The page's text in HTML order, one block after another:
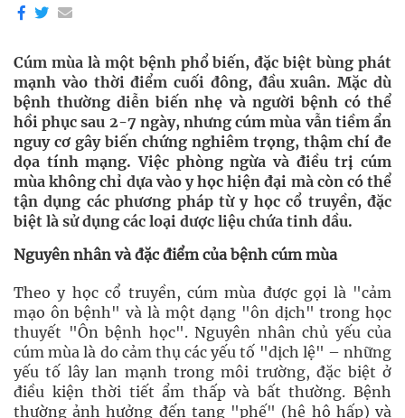
Cúm mùa là một bệnh phổ biến, đặc biệt bùng phát
mạnh vào thời điểm cuối đông, đầu xuân. Mặc dù
bệnh thường diễn biến nhẹ và người bệnh có thể
hồi phục sau 2-7 ngày, nhưng cúm mùa vẫn tiềm ẩn
nguy cơ gây biến chứng nghiêm trọng, thậm chí đe
dọa tính mạng. Việc phòng ngừa và điều trị cúm
mùa không chỉ dựa vào y học hiện đại mà còn có thể
tận dụng các phương pháp từ y học cổ truyền, đặc
biệt là sử dụng các loại dược liệu chứa tinh dầu.
Nguyên nhân và đặc điểm của bệnh cúm mùa
Theo y học cổ truyền, cúm mùa được gọi là "cảm
mạo ôn bệnh" và là một dạng "ôn dịch" trong học
thuyết "Ôn bệnh học". Nguyên nhân chủ yếu của
cúm mùa là do cảm thụ các yếu tố "dịch lệ" – những
yếu tố lây lan mạnh trong môi trường, đặc biệt ở
điều kiện thời tiết ẩm thấp và bất thường. Bệnh
thường ảnh hưởng đến tạng "phế" (hệ hô hấp) và